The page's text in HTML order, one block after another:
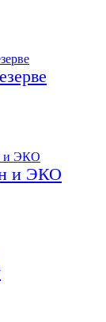
и ЭКО